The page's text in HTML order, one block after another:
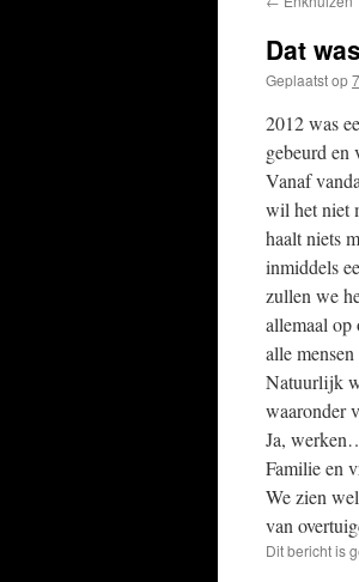
Dat
Geplaatst op
2012 was
gebeurd en
Vanaf
wil het niet
haalt niets
inmiddels
zullen we
allemaal
alle
Natuurlijk
waaronder
Ja,
Familie en
We zien
van
Dit bericht is